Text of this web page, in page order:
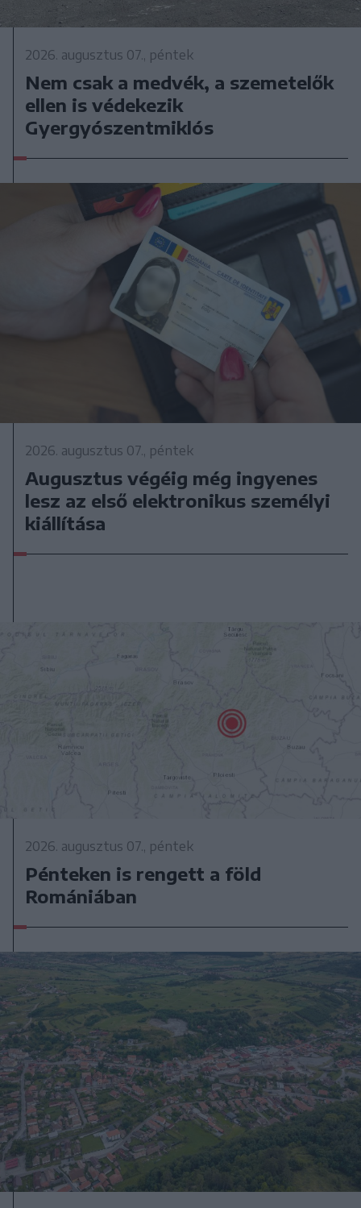
2026. augusztus 07., péntek
Nem csak a medvék, a szemetelők
ellen is védekezik
Gyergyószentmiklós
2026. augusztus 07., péntek
Augusztus végéig még ingyenes
lesz az első elektronikus személyi
kiállítása
2026. augusztus 07., péntek
Pénteken is rengett a föld
Romániában